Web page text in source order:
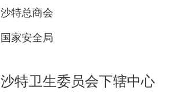
沙特总商会
国家安全局
沙特卫生委员会下辖中心